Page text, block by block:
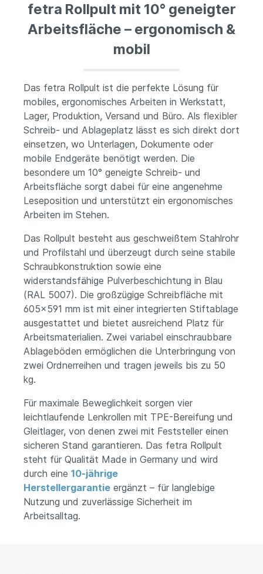
fetra Rollpult mit 10° geneigter
Arbeitsfläche – ergonomisch &
mobil
Das fetra Rollpult ist die perfekte Lösung für
mobiles, ergonomisches Arbeiten in Werkstatt,
Lager, Produktion, Versand und Büro. Als flexibler
Schreib- und Ablageplatz lässt es sich direkt dort
einsetzen, wo Unterlagen, Dokumente oder
mobile Endgeräte benötigt werden. Die
besondere um 10° geneigte Schreib- und
Arbeitsfläche sorgt dabei für eine angenehme
Leseposition und unterstützt ein ergonomisches
Arbeiten im Stehen.
Das Rollpult besteht aus geschweißtem Stahlrohr
und Profilstahl und überzeugt durch seine stabile
Schraubkonstruktion sowie eine
widerstandsfähige Pulverbeschichtung in Blau
(RAL 5007). Die großzügige Schreibfläche mit
605x591 mm ist mit einer integrierten Stiftablage
ausgestattet und bietet ausreichend Platz für
Arbeitsmaterialien. Zwei variabel einschraubbare
Ablageböden ermöglichen die Unterbringung von
zwei Ordnerreihen und tragen jeweils bis zu 50
kg.
Für maximale Beweglichkeit sorgen vier
leichtlaufende Lenkrollen mit TPE-Bereifung und
Gleitlager, von denen zwei mit Feststeller einen
sicheren Stand garantieren. Das fetra Rollpult
steht für Qualität Made in Germany und wird
durch eine 10-jährige
Herstellergarantie ergänzt – für langlebige
Nutzung und zuverlässige Sicherheit im
Arbeitsalltag.